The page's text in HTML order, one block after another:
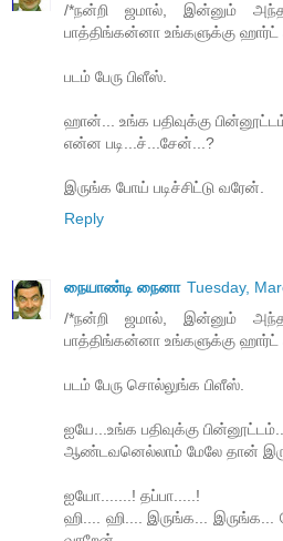
/*நன்றி ஜமால், இன்னும்
பாத்திங்கன்னா உங்களுக்கு ஹார்ட்
படம் பேரு பிளீஸ்.
ஹான்... உங்க பதிவுக்கு
என்ன படி...ச்...சேன்...?
இருங்க போய் படிச்சிட்டு வரேன்.
Reply
நையாண்டி நைனா Tuesday,
/*நன்றி ஜமால், இன்னும்
பாத்திங்கன்னா உங்களுக்கு ஹார்ட்
படம் பேரு சொல்லுங்க பிளீஸ்.
ஐயே...உங்க பதிவுக்கு
ஆண்டவனெல்லாம் மேலே தான்
ஐயோ.......! தப்பா.....!
ஹி.... ஹி.... இருங்க... இருங்க...